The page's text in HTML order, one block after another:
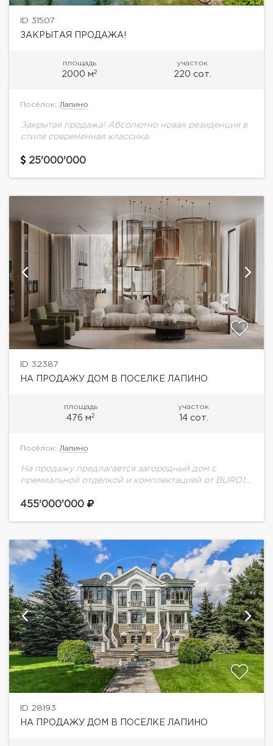
ID 31507
ЗАКРЫТАЯ ПРОДАЖА!
площадь
2000 м2
участок
220 сот.
Посёлок: Лапино
Закрытая продажа! Абсолютно новая резиденция в
стиле современная классика.
25'000'000
ID 32387
НА ПРОДАЖУ ДОМ В ПОСЕЛКЕ ЛАПИНО
площадь
476 м2
участок
14 сот.
Посёлок: Лапино
На продажу предлагается загородный дом с
премиальной отделкой и комплектацией от BURO13
дом, созданный как полностью готовое
455'000'000
ID 28193
НА ПРОДАЖУ ДОМ В ПОСЕЛКЕ ЛАПИНО